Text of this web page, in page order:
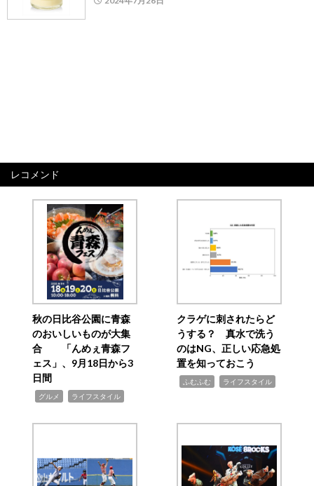
レコメンド
秋の日比谷公園に青森
のおいしいものが大集
合 「んめぇ青森フ
ェス」、9月18日から3
日間
グルメ ライフスタイル
クラゲに刺されたらど
うする？ 真水で洗う
のはNG、正しい応急処
置を知っておこう
ふむふむ ライフスタイル